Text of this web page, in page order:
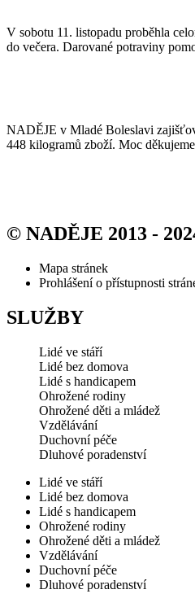
V sobotu 11. listopadu proběhla
do večera. Darované potraviny
NADĚJE v Mladé Boleslavi
448 kilogramů zboží. Moc
© NADĚJE 2013 -
Mapa stránek
Prohlášení o přístupnosti
SLUŽBY
Lidé ve stáří
Lidé bez domova
Lidé s handicapem
Ohrožené rodiny
Ohrožené děti a mládež
Vzdělávání
Duchovní péče
Dluhové poradenství
Lidé ve stáří
Lidé bez domova
Lidé s handicapem
Ohrožené rodiny
Ohrožené děti a mládež
Vzdělávání
Duchovní péče
Dluhové poradenství